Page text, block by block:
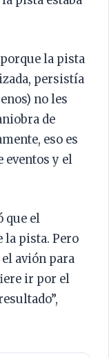
la pista
persistía
no les
de
eso es
eventos y el
que el
la pista. Pero
avión para
ir por el